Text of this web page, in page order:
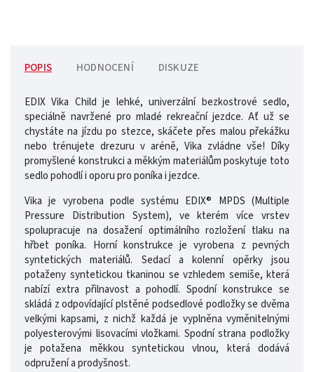
POPIS HODNOCENÍ DISKUZE
EDIX Vika Child je lehké, univerzální bezkostrové sedlo,
speciálně navržené pro mladé rekreační jezdce. Ať už se
chystáte na jízdu po stezce, skáčete přes malou překážku
nebo trénujete drezuru v aréně, Vika zvládne vše! Díky
promyšlené konstrukci a měkkým materiálům poskytuje toto
sedlo pohodlí i oporu pro poníka i jezdce.
Vika je vyrobena podle systému EDIX® MPDS (Multiple
Pressure Distribution System), ve kterém více vrstev
spolupracuje na dosažení optimálního rozložení tlaku na
hřbet poníka. Horní konstrukce je vyrobena z pevných
syntetických materiálů. Sedací a kolenní opěrky jsou
potaženy syntetickou tkaninou se vzhledem semiše, která
nabízí extra přilnavost a pohodlí. Spodní konstrukce se
skládá z odpovídající plstěné podsedlové podložky se dvěma
velkými kapsami, z nichž každá je vyplněna vyměnitelnými
polyesterovými lisovacími vložkami. Spodní strana podložky
je potažena měkkou syntetickou vlnou, která dodává
odpružení a prodyšnost.